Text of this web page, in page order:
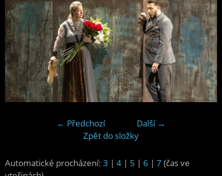
← Předchozí
Další →
Zpět do složky
Automatické procházení: 3 | 4 | 5 | 6 | 7 (čas ve